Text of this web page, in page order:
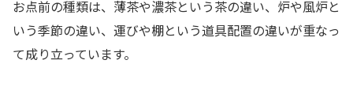
お点前の種類は、薄茶や濃茶という茶の違い、炉や風炉と
いう季節の違い、運びや棚という道具配置の違いが重なっ
て成り立っています。